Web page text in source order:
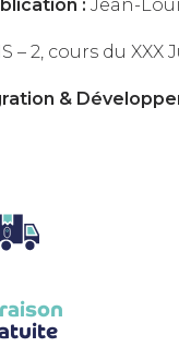
: Jean-
– 2, cours du
&